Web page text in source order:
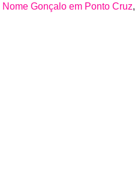
Nome Gonçalo em Ponto Cruz,